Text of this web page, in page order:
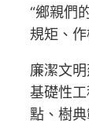
“鄉親們
規矩、
廉潔文
基礎性
點、樹